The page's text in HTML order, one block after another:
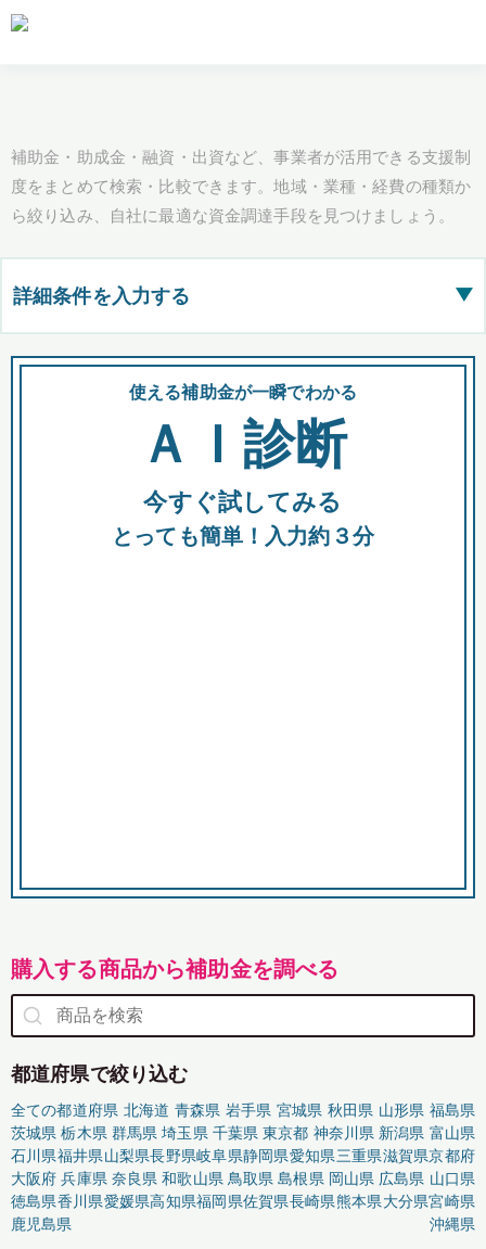
補助金・助成金・融資・出資など、事業者が活用できる支援制
度をまとめて検索・比較できます。地域・業種・経費の種類か
ら絞り込み、自社に最適な資金調達手段を見つけましょう。
詳細条件を入力する ▶
都道府県
全国の検索結果を含めて表示
助成金 融資 出資
使える補助金が一瞬でわかる
ＡＩ診断
今すぐ試してみる
とっても簡単！入力約３分
購入する商品から補助金を調べる
都道府県で絞り込む
全ての都道府県 北海道 青森県 岩手県 宮城県 秋田県 山形県 福島県
茨城県 栃木県 群馬県 埼玉県 千葉県 東京都 神奈川県 新潟県 富山県
石川県福井県山梨県長野県岐阜県静岡県愛知県三重県滋賀県京都府
大阪府 兵庫県 奈良県 和歌山県 鳥取県 島根県 岡山県 広島県 山口県
徳島県香川県愛媛県高知県福岡県佐賀県長崎県熊本県大分県宮崎県
鹿児島県
沖縄県